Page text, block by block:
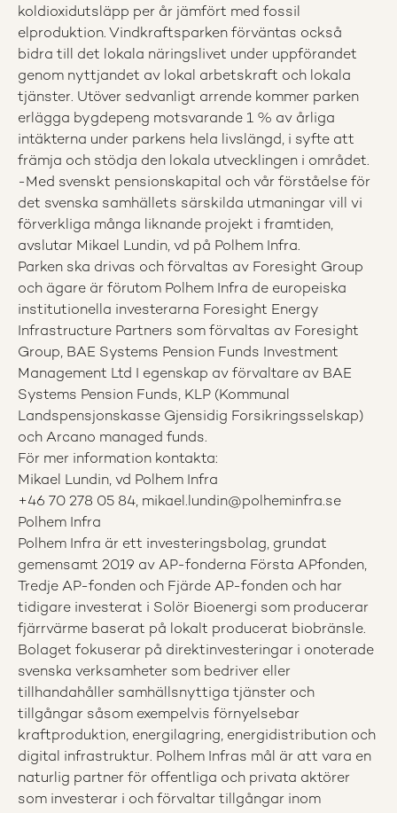
koldioxidutsläpp per år jämfört med fossil
elproduktion. Vindkraftsparken förväntas också
bidra till det lokala näringslivet under uppförandet
genom nyttjandet av lokal arbetskraft och lokala
tjänster. Utöver sedvanligt arrende kommer parken
erlägga bygdepeng motsvarande 1 % av årliga
intäkterna under parkens hela livslängd, i syfte att
främja och stödja den lokala utvecklingen i området.
-Med svenskt pensionskapital och vår förståelse för
det svenska samhällets särskilda utmaningar vill vi
förverkliga många liknande projekt i framtiden,
avslutar Mikael Lundin, vd på Polhem Infra.
​Parken ska drivas och förvaltas av Foresight Group
och ägare är förutom Polhem Infra de europeiska
institutionella investerarna Foresight Energy
Infrastructure Partners som förvaltas av Foresight
Group, BAE Systems Pension Funds Investment
Management Ltd I egenskap av förvaltare av BAE
Systems Pension Funds, KLP (Kommunal
Landspensjonskasse Gjensidig Forsikringsselskap)
och Arcano managed funds.
För mer information kontakta:
Mikael Lundin, vd Polhem Infra
+46 70 278 05 84, mikael.lundin@polheminfra.se
Polhem Infra
Polhem Infra är ett investeringsbolag, grundat
gemensamt 2019 av AP-fonderna Första APfonden,
Tredje AP-fonden och Fjärde AP-fonden och har
tidigare investerat i Solör Bioenergi som producerar
fjärrvärme baserat på lokalt producerat biobränsle.
Bolaget fokuserar på direktinvesteringar i onoterade
svenska verksamheter som bedriver eller
tillhandahåller samhällsnyttiga tjänster och
tillgångar såsom exempelvis förnyelsebar
kraftproduktion, energilagring, energidistribution och
digital infrastruktur. Polhem Infras mål är att vara en
naturlig partner för offentliga och privata aktörer
som investerar i och förvaltar tillgångar inom